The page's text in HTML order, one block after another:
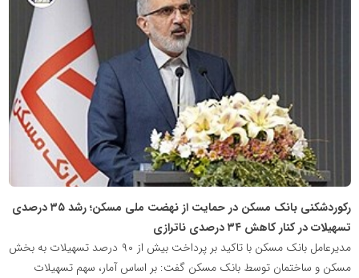
رکوردشکنی بانک مسکن در حمایت از نهضت ملی مسکن؛ رشد ۳۵ درصدی
تسهیلات در کنار کاهش ۳۴ درصدی ناترازی
مدیرعامل بانک مسکن با تاکید بر پرداخت بیش از ۹۰ درصد تسهیلات به بخش
مسکن و ساختمان توسط بانک مسکن گفت: بر اساس آمار، سهم تسهیلات